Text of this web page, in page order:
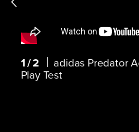
1/2
adidas Predator
Play Test